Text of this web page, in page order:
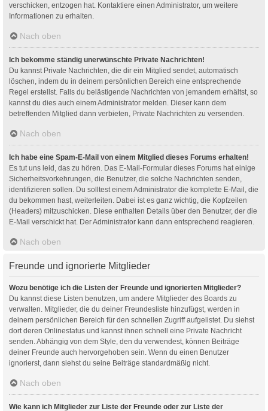
verschicken, entzogen hat. Kontaktiere einen Administrator, um weitere
Informationen zu erhalten.
Nach oben
Ich bekomme ständig unerwünschte Private Nachrichten!
Du kannst Private Nachrichten, die dir ein Mitglied sendet, automatisch
löschen, indem du in deinem persönlichen Bereich eine entsprechende
Regel erstellst. Falls du belästigende Nachrichten von jemandem erhältst, so
kannst du dies auch einem Administrator melden. Dieser kann dem
betreffenden Mitglied dann verbieten, Private Nachrichten zu versenden.
Nach oben
Ich habe eine Spam-E-Mail von einem Mitglied dieses Forums erhalten!
Es tut uns leid, das zu hören. Das E-Mail-Formular dieses Forums hat einige
Sicherheitsvorkehrungen, die Benutzer, die solche Nachrichten senden,
identifizieren sollen. Du solltest einem Administrator die komplette E-Mail, die
du bekommen hast, weiterleiten. Dabei ist es ganz wichtig, die Kopfzeilen
(Headers) mitzuschicken. Diese enthalten Details über den Benutzer, der die
E-Mail verschickt hat. Der Administrator kann dann entsprechend reagieren.
Nach oben
Freunde und ignorierte Mitglieder
Wozu benötige ich die Listen der Freunde und ignorierten Mitglieder?
Du kannst diese Listen benutzen, um andere Mitglieder des Boards zu
verwalten. Mitglieder, die du deiner Freundesliste hinzufügst, werden in
deinem persönlichen Bereich für den schnellen Zugriff aufgelistet. Du siehst
dort deren Onlinestatus und kannst ihnen schnell eine Private Nachricht
senden. Abhängig von dem Style, den du verwendest, können Beiträge
deiner Freunde auch hervorgehoben sein. Wenn du einen Benutzer
ignorierst, dann siehst du seine Beiträge standardmäßig nicht.
Nach oben
Wie kann ich Mitglieder zur Liste der Freunde oder zur Liste der